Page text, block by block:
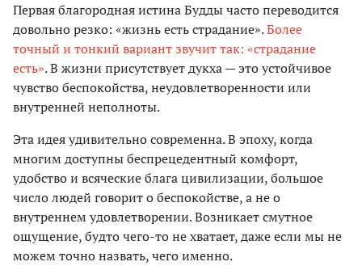
Первая благородная истина Будды часто переводится
довольно резко: «жизнь есть страдание».Более
точный и тонкий вариант звучит так: «страдание
есть». В жизни присутствует дукха — это устойчивое
чувство беспокойства, неудовлетворенности или
внутренней неполноты.
Эта идея удивительно современна. В эпоху, когда
многим доступны беспрецедентный комфорт,
удобство и всяческие блага цивилизации, большое
число людей говорит о беспокойстве, а не о
внутреннем удовлетворении. Возникает смутное
ощущение, будто чего-то не хватает, даже если мы не
можем точно назвать, чего именно.